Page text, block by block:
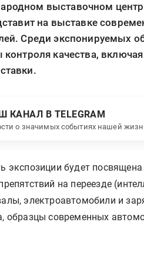
выставочном
на выставке
Среди экспонируемых
контроля качества,
КАНАЛ В TELEGRAM
о значимых событиях нашей
экспозиции будет
на переезде
электроавтомобили и
образцы современных